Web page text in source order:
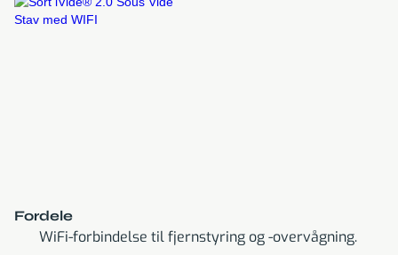
Fordele
WiFi-forbindelse til fjernstyring og -overvågning.